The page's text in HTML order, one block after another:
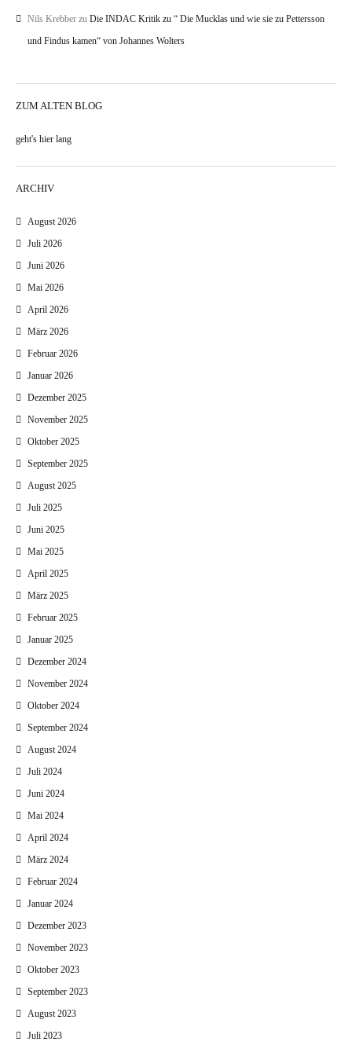
Nils Krebber zu Die INDAC Kritik zu “ Die Mucklas und wie sie zu Pettersson
und Findus kamen“ von Johannes Wolters
ZUM ALTEN BLOG
geht's hier lang
ARCHIV
August 2026
Juli 2026
Juni 2026
Mai 2026
April 2026
März 2026
Februar 2026
Januar 2026
Dezember 2025
November 2025
Oktober 2025
September 2025
August 2025
Juli 2025
Juni 2025
Mai 2025
April 2025
März 2025
Februar 2025
Januar 2025
Dezember 2024
November 2024
Oktober 2024
September 2024
August 2024
Juli 2024
Juni 2024
Mai 2024
April 2024
März 2024
Februar 2024
Januar 2024
Dezember 2023
November 2023
Oktober 2023
September 2023
August 2023
Juli 2023